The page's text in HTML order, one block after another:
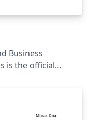
Business
is the official
specified in